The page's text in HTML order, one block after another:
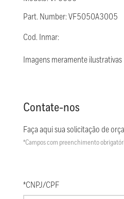
Part. Number: VF5050A3005
Cod. Inmar:
Imagens meramente ilustrativas
Contate-nos
Faça aqui sua solicitação de
*Campos com preenchimento
*CNPJ/CPF